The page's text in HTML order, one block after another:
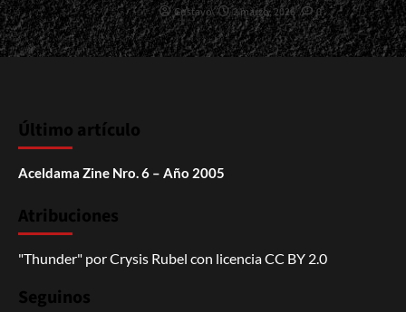
Gustavo 2 marzo, 2026 0
Último artículo
Aceldama Zine Nro. 6 – Año 2005
Atribuciones
"Thunder" porCrysis Rubel con licenciaCC BY 2.0
Seguinos